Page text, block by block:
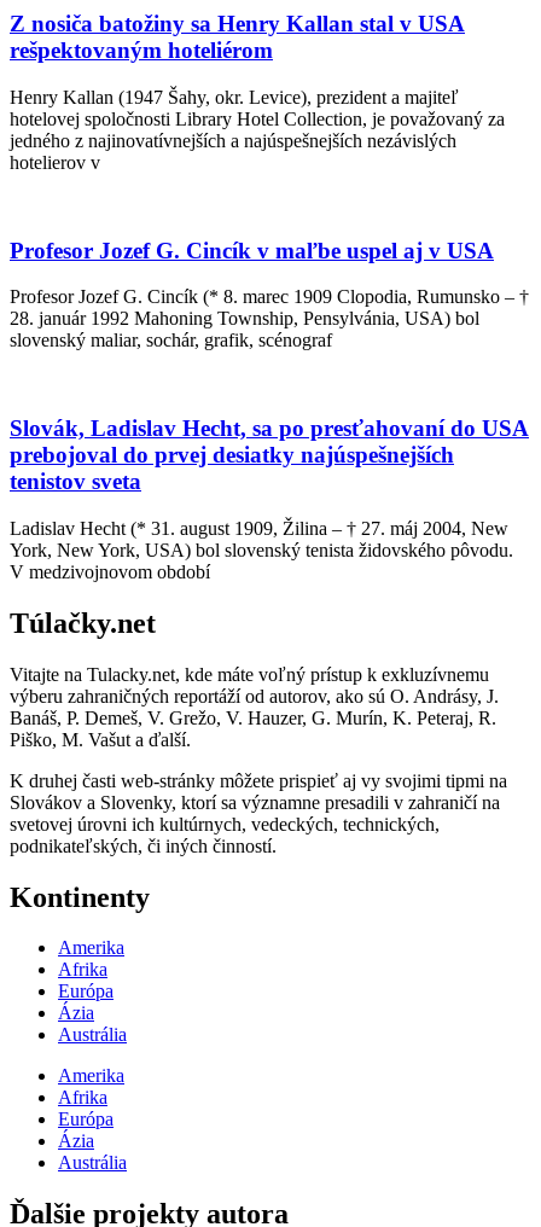
Z nosiča batožiny sa Henry Kallan stal v USA
rešpektovaným hoteliérom
Henry Kallan (1947 Šahy, okr. Levice), prezident a majiteľ
hotelovej spoločnosti Library Hotel Collection, je považovaný za
jedného z najinovatívnejších a najúspešnejších nezávislých
hotelierov v
Profesor Jozef G. Cincík v maľbe uspel aj v USA
Profesor Jozef G. Cincík (* 8. marec 1909 Clopodia, Rumunsko – †
28. január 1992 Mahoning Township, Pensylvánia, USA) bol
slovenský maliar, sochár, grafik, scénograf
Slovák, Ladislav Hecht, sa po presťahovaní do USA
prebojoval do prvej desiatky najúspešnejších
tenistov sveta
Ladislav Hecht (* 31. august 1909, Žilina – † 27. máj 2004, New
York, New York, USA) bol slovenský tenista židovského pôvodu.
V medzivojnovom období
Túlačky.net
Vitajte na Tulacky.net, kde máte voľný prístup k exkluzívnemu
výberu zahraničných reportáží od autorov, ako sú O. Andrásy, J.
Banáš, P. Demeš, V. Grežo, V. Hauzer, G. Murín, K. Peteraj, R.
Piško, M. Vašut a ďalší.
K druhej časti web-stránky môžete prispieť aj vy svojimi tipmi na
Slovákov a Slovenky, ktorí sa významne presadili v zahraničí na
svetovej úrovni ich kultúrnych, vedeckých, technických,
podnikateľských, či iných činností.
Kontinenty
Amerika
Afrika
Európa
Ázia
Austrália
Amerika
Afrika
Európa
Ázia
Austrália
Ďalšie projekty autora